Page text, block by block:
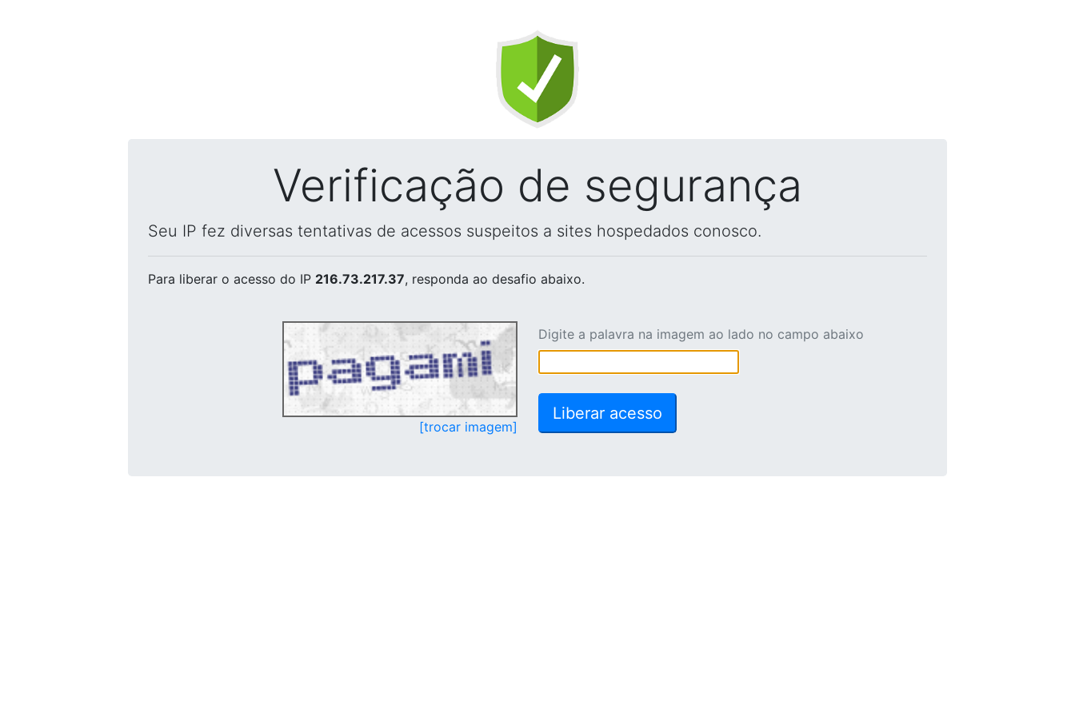
Verificação de segurança
Seu IP fez diversas tentativas de acessos suspeitos a sites hospedados conosco.
Para liberar o acesso do IP 216.73.217.37, responda ao desafio abaixo.
[trocar imagem]
Digite a palavra na imagem ao lado no campo abaixo